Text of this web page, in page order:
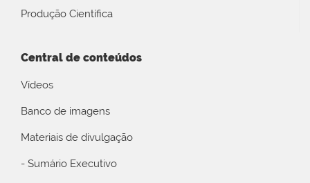
Produção Científica
Central de conteúdos
Vídeos
Banco de imagens
Materiais de divulgação
- Sumário Executivo